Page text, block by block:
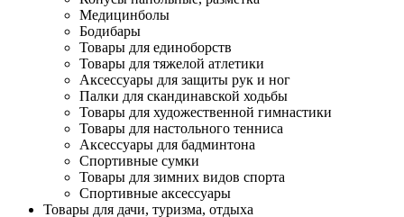
Медицинболы
Бодибары
Товары для единоборств
Товары для тяжелой атлетики
Аксессуары для защиты рук и ног
Палки для скандинавской ходьбы
Товары для художественной гимнастики
Товары для настольного тенниса
Аксессуары для бадминтона
Спортивные сумки
Товары для зимних видов спорта
Спортивные аксессуары
Товары для дачи, туризма, отдыха